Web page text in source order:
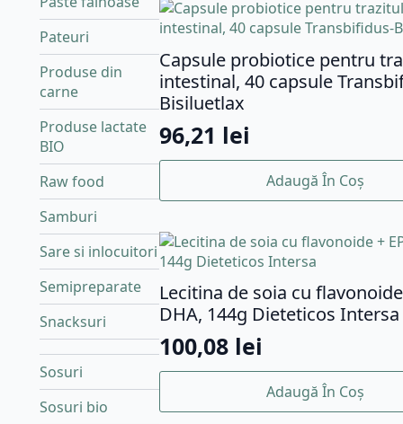
Pateuri
Produse din
carne
Produse lactate
BIO
Raw food
Samburi
Sare si inlocuitori
Semipreparate
Snacksuri
Sosuri
Sosuri bio
Capsule probiotice pentru
intestinal, 40 capsule
Bisiluetlax
96,21 lei
Adaugă În Coș
Lecitina de soia cu flavonoide
DHA, 144g Dieteticos Intersa
100,08 lei
Adaugă În Coș